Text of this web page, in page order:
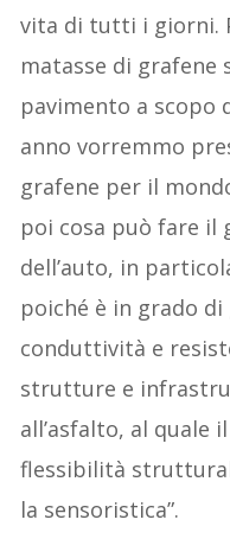
vita di tutti i giorni.
matasse di
pavimento a scopo
anno vorremmo
grafene per il
poi cosa può fare il
dell’auto, in
poiché è in grado
conduttività e
strutture e
all’asfalto, al quale
flessibilità
la sensoristica”.